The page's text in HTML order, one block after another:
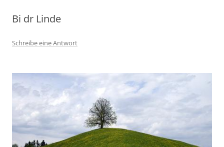
Bi dr Linde
Schreibe eine Antwort